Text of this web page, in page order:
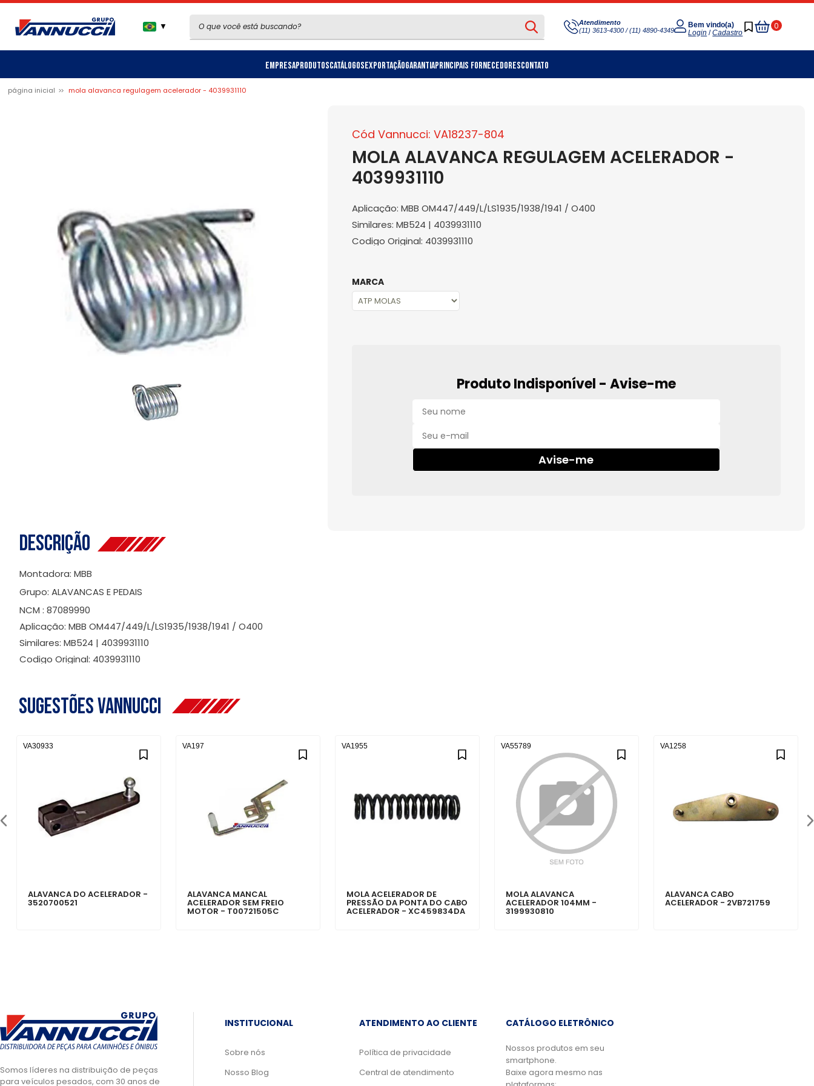
▼
Atendimento
(11) 3613-4300 / (11) 4890-4349
Bem vindo(a)
Login /Cadastro
0
Meu
Carrinho
EmpresaProdutosCatálogosExportaçãoGarantiaPrincipais FornecedoresContato
página inicial mola alavanca regulagem acelerador - 4039931110
Cód Vannucci: VA18237-804
MOLA ALAVANCA REGULAGEM ACELERADOR -
4039931110
Aplicação: MBB OM447/449/L/LS1935/1938/1941 / O400
Similares: MB524 | 4039931110
Codigo Original: 4039931110
MARCA
Produto Indisponível - Avise-me
Avise-me
Descrição
Montadora: MBB
Grupo: ALAVANCAS E PEDAIS
NCM : 87089990
Aplicação: MBB OM447/449/L/LS1935/1938/1941 / O400
Similares: MB524 | 4039931110
Codigo Original: 4039931110
Sugestões Vannucci
ALAVANCA DO ACELERADOR -
3520700521
VA30933
ALAVANCA MANCAL
ACELERADOR SEM FREIO
MOTOR - T00721505C
VA197
MOLA ACELERADOR DE
PRESSÃO DA PONTA DO CABO
ACELERADOR - XC459834DA
VA1955
MOLA ALAVANCA
ACELERADOR 104MM -
3199930810
VA55789
ALAVANCA CABO
ACELERADOR - 2VB721759
VA1258
Somos líderes na distribuição de peças
para veículos pesados, com 30 anos de
INSTITUCIONAL
Sobre nós
Nosso Blog
ATENDIMENTO AO CLIENTE
Política de privacidade
Central de atendimento
CATÁLOGO ELETRÔNICO
Nossos produtos em seu
smartphone.
Baixe agora mesmo nas